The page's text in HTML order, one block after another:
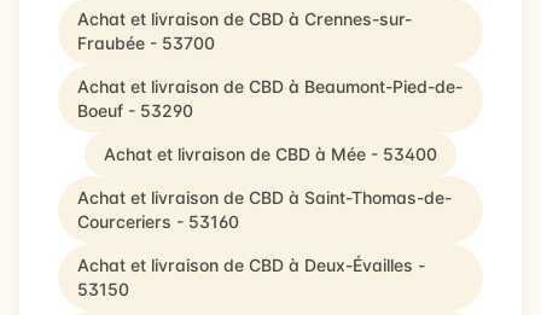
Achat et livraison de CBD à Crennes-sur-
Fraubée - 53700
Achat et livraison de CBD à Beaumont-Pied-de-
Boeuf - 53290
Achat et livraison de CBD à Mée - 53400
Achat et livraison de CBD à Saint-Thomas-de-
Courceriers - 53160
Achat et livraison de CBD à Deux-Évailles -
53150